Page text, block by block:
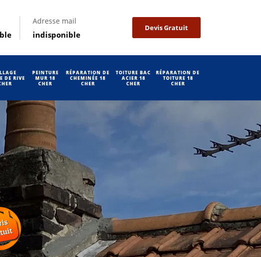
Adresse mail
indisponible
Devis Gratuit
DE RIVE
PEINTURE
MUR 18
CHER
RÉPARATION DE
CHEMINÉE 18
CHER
TOITURE BAC
ACIER 18
CHER
RÉPARATION DE
TOITURE 18
CHER